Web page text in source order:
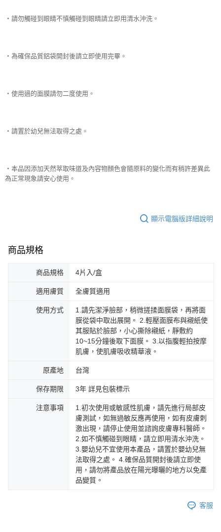
‧請勿觸碰到眼睛不慎觸碰到眼睛請立即用清水沖洗。
‧為確保品質鋁袋開封後請立即使用完畢。
‧使用過的面膜請勿二度使用。
‧請置於幼兒無法取得之處。
‧本品因添加天然萃取味道及內容物顏色會隨原料的變化而有稍許差異此
為正常現象請安心使用。
顯示電腦版詳細說明
商品規格
商品規格 4片入/盒
適用膚質 全膚質適用
使用方式
1.請先潔淨臉部，稍微搓揉面膜袋，再將面
膜從袋中取出展開。 2.輕壓面膜布與襯紙使
其服貼於臉部，小心撕除襯紙，靜敷約
10~15分鐘後取下面膜。 3.以指腹輕拍按摩
肌膚，使肌膚吸收精華液。
原產地 台灣
保存期限 3年 詳見包裝標示
注意事項
1.初次使用或敏感性肌膚，請先進行局部皮
膚測試，如無過敏反應再使用，如有皮膚刺
激出現，請停止使用並諮詢皮膚專科醫師。
2.如不慎觸碰到眼睛，請立即用清水沖洗。
3.嬰幼兒不宜使用本產品，請置於嬰幼兒無
法取得之處。 4.確保品質開封後請立即使
用，請勿將產品放在陽光曝曬的地方以免產
品變質。
客服